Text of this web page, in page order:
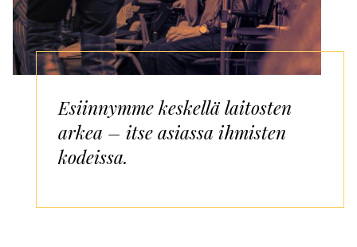
Esiinnymme keskellä laitosten
arkea – itse asiassa ihmisten
kodeissa.